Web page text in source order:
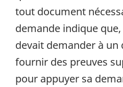
tout document
demande indique
devait demander à un
fournir des preuves
pour appuyer sa